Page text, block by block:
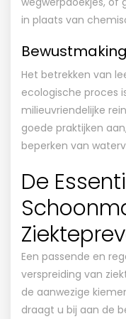
in plaats van
Het betrekken van
ecologische proces
milieuvriendelijke
goede praktijken
beperken van
De
Een passende en
verspreiding van
de aanwezige
draagt u bij aan de